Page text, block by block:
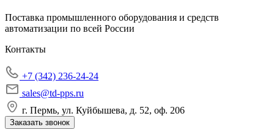
Поставка промышленного оборудования и средств
автоматизации по всей России
Контакты
+7 (342) 236-24-24
sales@td-pps.ru
г. Пермь, ул. Куйбышева, д. 52, оф. 206
Заказать звонок